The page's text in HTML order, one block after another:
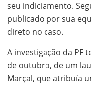
seu indiciamento.
publicado por sua
direto no caso.
A investigação da PF
de outubro, de um
Marçal, que atribuía